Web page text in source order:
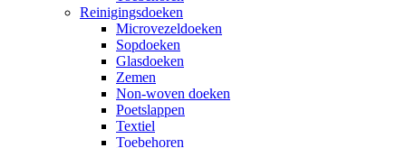
Reinigingsdoeken
Microvezeldoeken
Sopdoeken
Glasdoeken
Zemen
Non-woven doeken
Poetslappen
Textiel
Toebehoren